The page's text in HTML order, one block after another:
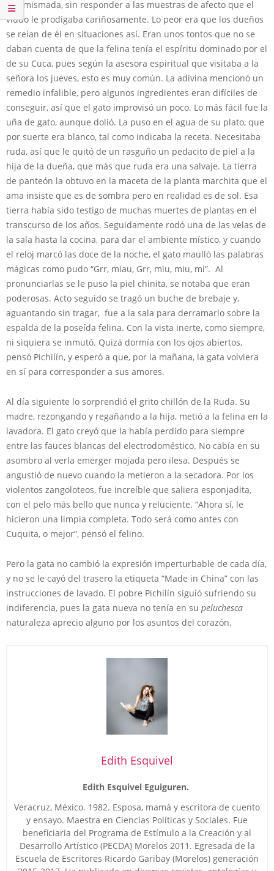
ensimismada, sin responder a las muestras de afecto que el
viudo le prodigaba cariñosamente. Lo peor era que los dueños
se reían de él en situaciones así. Eran unos tontos que no se
daban cuenta de que la felina tenía el espíritu dominado por el
de su Cuca, pues según la asesora espiritual que visitaba a la
señora los jueves, esto es muy común. La adivina mencionó un
remedio infalible, pero algunos ingredientes eran difíciles de
conseguir, así que el gato improvisó un poco. Lo más fácil fue la
uña de gato, aunque dolió. La puso en el agua de su plato, que
por suerte era blanco, tal como indicaba la receta. Necesitaba
ruda, así que le quitó de un rasguño un pedacito de piel a la
hija de la dueña, que más que ruda era una salvaje. La tierra
de panteón la obtuvo en la maceta de la planta marchita que el
ama insiste que es de sombra pero en realidad es de sol. Esa
tierra había sido testigo de muchas muertes de plantas en el
transcurso de los años. Seguidamente rodó una de las velas de
la sala hasta la cocina, para dar el ambiente místico, y cuando
el reloj marcó las doce de la noche, el gato maulló las palabras
mágicas como pudo “Grr, miau, Grr, miu, miu, mi”. Al
pronunciarlas se le puso la piel chinita, se notaba que eran
poderosas. Acto seguido se tragó un buche de brebaje y,
aguantando sin tragar, fue a la sala para derramarlo sobre la
espalda de la poseída felina. Con la vista inerte, como siempre,
ni siquiera se inmutó. Quizá dormía con los ojos abiertos,
pensó Pichilín, y esperó a que, por la mañana, la gata volviera
en sí para corresponder a sus amores.
Al día siguiente lo sorprendió el grito chillón de la Ruda. Su
madre, rezongando y regañando a la hija, metió a la felina en la
lavadora. El gato creyó que la había perdido para siempre
entre las fauces blancas del electrodoméstico. No cabía en su
asombro al verla emerger mojada pero ilesa. Después se
angustió de nuevo cuando la metieron a la secadora. Por los
violentos zangoloteos, fue increíble que saliera esponjadita,
con el pelo más bello que nunca y reluciente. “Ahora sí, le
hicieron una limpia completa. Todo será como antes con
Cuquita, o mejor”, pensó el felino.
Pero la gata no cambió la expresión imperturbable de cada día,
y no se le cayó del trasero la etiqueta “Made in China” con las
instrucciones de lavado. El pobre Pichilín siguió sufriendo su
indiferencia, pues la gata nueva no tenía en su peluchesca
naturaleza aprecio alguno por los asuntos del corazón.
Edith Esquivel
Edith Esquivel Eguiguren.
Veracruz, México. 1982. Esposa, mamá y escritora de cuento
y ensayo. Maestra en Ciencias Políticas y Sociales. Fue
beneficiaria del Programa de Estímulo a la Creación y al
Desarrollo Artístico (PECDA) Morelos 2011. Egresada de la
Escuela de Escritores Ricardo Garibay (Morelos) generación